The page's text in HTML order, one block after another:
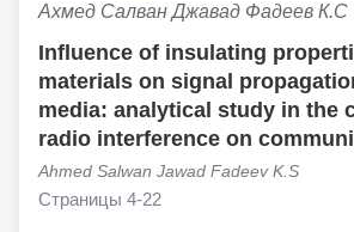
Ахмед Сaлван Джавад Фадеев К.С
Influence of insulating
materials on signal
media: analytical study in the
radio interference on
Ahmed Salwan Jawad Fadeev K.S
Страницы 4-22